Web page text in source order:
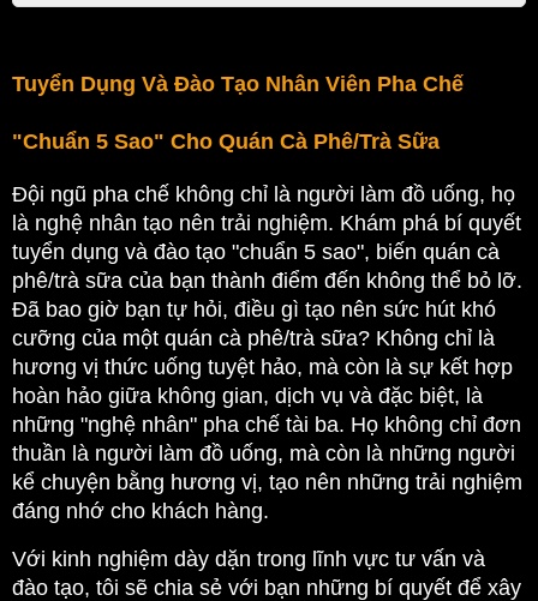
Tuyển Dụng Và Đào Tạo Nhân Viên Pha Chế
"Chuẩn 5 Sao" Cho Quán Cà Phê/Trà Sữa
Đội ngũ pha chế không chỉ là người làm đồ uống, họ
là nghệ nhân tạo nên trải nghiệm. Khám phá bí quyết
tuyển dụng và đào tạo "chuẩn 5 sao", biến quán cà
Đã bao giờ bạn tự hỏi, điều gì tạo nên sức hút khó
cưỡng của một quán cà phê/trà sữa? Không chỉ là
hương vị thức uống tuyệt hảo, mà còn là sự kết hợp
hoàn hảo giữa không gian, dịch vụ và đặc biệt, là
những "nghệ nhân" pha chế tài ba. Họ không chỉ đơn
thuần là người làm đồ uống, mà còn là những người
kể chuyện bằng hương vị, tạo nên những trải nghiệm
đáng nhớ cho khách hàng.
Với kinh nghiệm dày dặn trong lĩnh vực tư vấn và
đào tạo, tôi sẽ chia sẻ với bạn những bí quyết để xây